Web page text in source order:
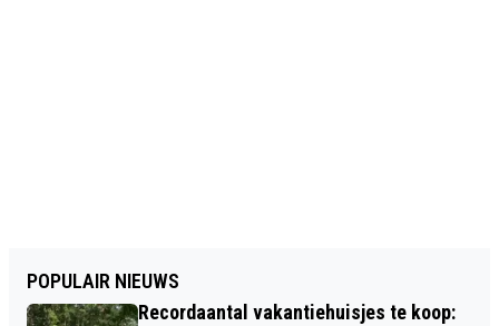
POPULAIR NIEUWS
Recordaantal vakantiehuisjes te koop: